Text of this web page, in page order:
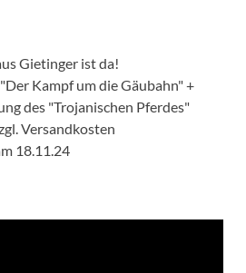
Gietinger ist da!
Kampf um die Gäubahn" +
des "Trojanischen Pferdes"
Versandkosten
18.11.24